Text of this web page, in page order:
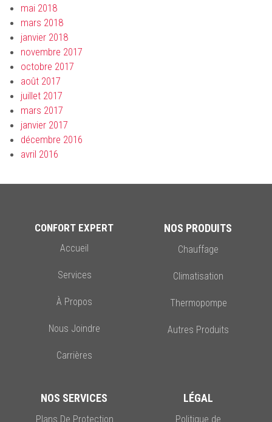
mai 2018
mars 2018
janvier 2018
novembre 2017
octobre 2017
août 2017
juillet 2017
mars 2017
janvier 2017
décembre 2016
avril 2016
CONFORT EXPERT
Accueil
Services
À Propos
Nous Joindre
Carrières
NOS PRODUITS
Chauffage
Climatisation
Thermopompe
Autres Produits
NOS SERVICES
Plans De Protection
LÉGAL
Politique de